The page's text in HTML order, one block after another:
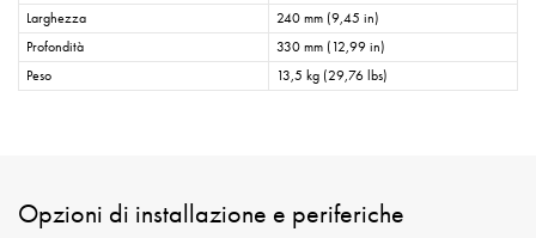
Larghezza
240 mm (9,45 in)
Profondità
330 mm (12,99 in)
Peso
13,5 kg (29,76 lbs)
Opzioni di installazione e periferiche